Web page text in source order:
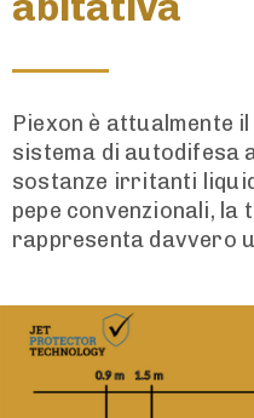
Piexon è attualmente
sistema di autodifesa
sostanze irritanti
pepe convenzionali, la
rappresenta davvero